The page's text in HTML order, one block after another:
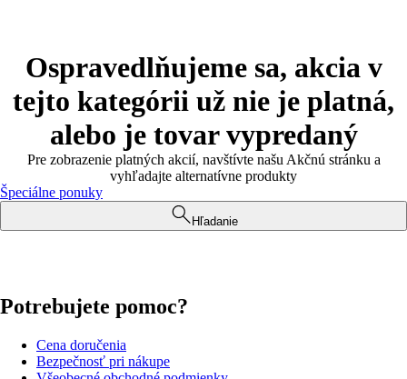
Ospravedlňujeme sa, akcia v
tejto kategórii už nie je platná,
alebo je tovar vypredaný
Pre zobrazenie platných akcií, navštívte našu Akčnú stránku a
vyhľadajte alternatívne produkty
Špeciálne ponuky
Hľadanie
Potrebujete pomoc?
Cena doručenia
Bezpečnosť pri nákupe